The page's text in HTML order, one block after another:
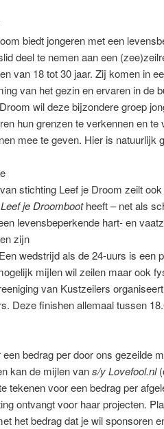
biedt jongeren met een
deel te nemen aan een
van 18 tot 30 jaar. Zij komen in
van het gezin en ervaren in de
wil deze bijzondere groep
hun grenzen te verkennen en
mee te geven. Hier is natuurlijk
stichting Leef je Droom zeilt
Leef je Droombootheeft – net als
levensbeperkende hart- en
zijn
wedstrijd als de 24-uurs is een
mijlen wil zeilen maar ook
van Kustzeilers
Deze finishen allemaal tussen
bedrag per door ons gezeilde
kan de mijlen vans/y Lovefool.nl
tekenen voor een bedrag per
ontvangt voor haar projecten.
het bedrag dat je wil sponsoren